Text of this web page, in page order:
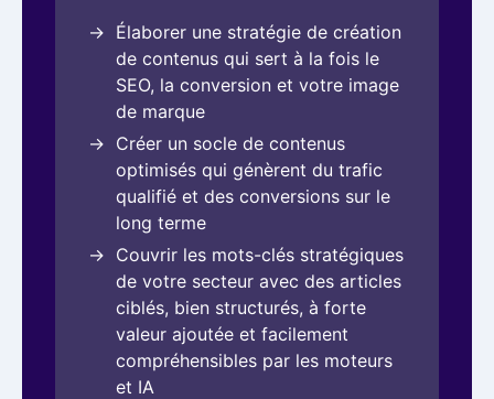
Élaborer une stratégie de création
de contenus qui sert à la fois le
SEO, la conversion et votre image
de marque
Créer un socle de contenus
optimisés qui génèrent du trafic
qualifié et des conversions sur le
long terme
Couvrir les mots-clés stratégiques
de votre secteur avec des articles
ciblés, bien structurés, à forte
valeur ajoutée et facilement
compréhensibles par les moteurs
et IA